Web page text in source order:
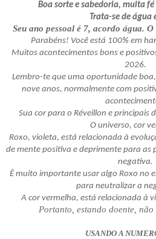
Boa sorte e sabedoria, muita fé
Trata-se de água
Seu ano pessoal é 7, acordo água.
Parabéns! Você está 100% em
Muitos acontecimentos bons e
2026.
Lembro-te que uma oportunidade
nove anos, normalmente com
Sua cor para o Réveillon e principais
O universo, cor
Roxo, violeta, está relacionada à
de mente positiva e deprimente para as
negativa.
É muito importante usar algo Roxo no
para neutralizar a
A cor vermelha, está relacionada à
Portanto, estando doente,
USANDO A